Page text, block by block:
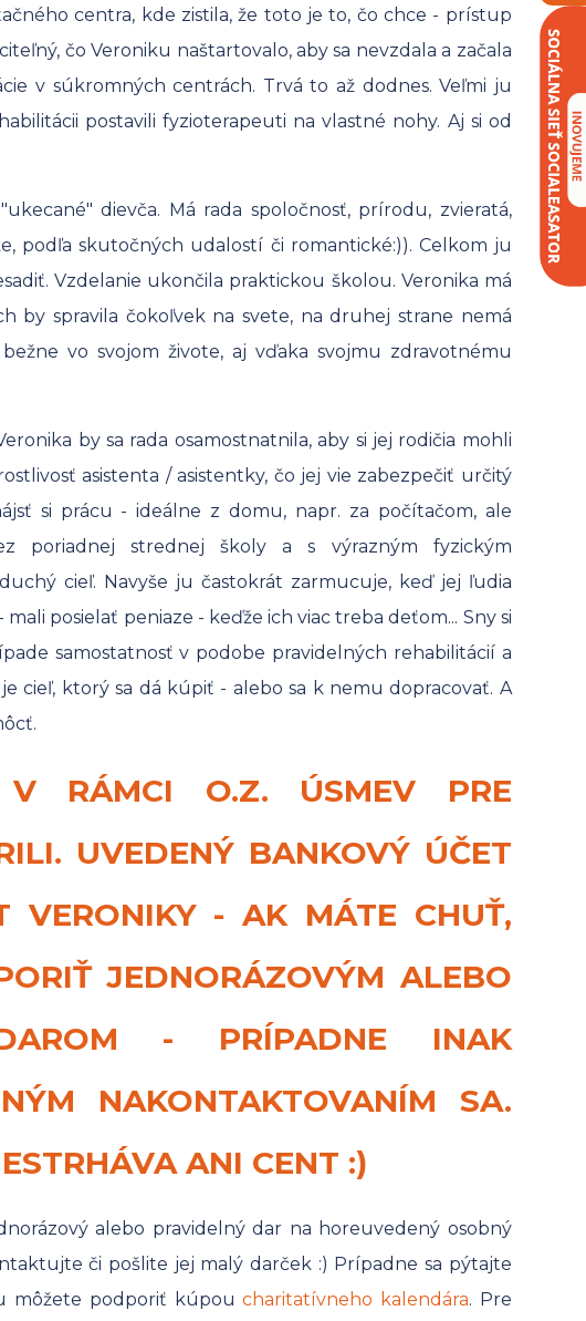
centra, kde zistila, že toto je to, čo chce - prístup
čo Veroniku naštartovalo, aby sa nevzdala a začala
v súkromných centrách. Trvá to až dodnes. Veľmi ju
postavili fyzioterapeuti na vlastné nohy. Aj si od
dievča. Má rada spoločnosť, prírodu, zvieratá,
podľa skutočných udalostí či romantické:)). Celkom ju
Vzdelanie ukončila praktickou školou. Veronika má
by spravila čokoľvek na svete, na druhej strane nemá
vo svojom živote, aj vďaka svojmu zdravotnému
by sa rada osamostnatnila, aby si jej rodičia mohli
asistenta / asistentky, čo jej vie zabezpečiť určitý
si prácu - ideálne z domu, napr. za počítačom, ale
poriadnej strednej školy a s výrazným fyzickým
cieľ. Navyše ju častokrát zarmucuje, keď jej ľudia
posielať peniaze - keďže ich viac treba deťom... Sny si
samostatnosť v podobe pravidelných rehabilitácií a
cieľ, ktorý sa dá kúpiť - alebo sa k nemu dopracovať. A
V RÁMCI O.Z. ÚSMEV PRE
UVEDENÝ BANKOVÝ ÚČET
VERONIKY - AK MÁTE CHUŤ,
JEDNORÁZOVÝM ALEBO
- PRÍPADNE INAK
NAKONTAKTOVANÍM SA.
ANI CENT :)
alebo pravidelný dar na horeuvedený osobný
či pošlite jej malý darček :) Prípadne sa pýtajte
môžete podporiť kúpoucharitatívneho kalendára. Pre